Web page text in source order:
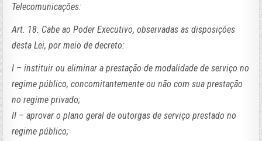
Telecomunicações:
Art. 18. Cabe ao Poder Executivo, observadas as disposições
desta Lei, por meio de decreto:
I – instituir ou eliminar a prestação de modalidade de serviço no
regime público, concomitantemente ou não com sua prestação
no regime privado;
II – aprovar o plano geral de outorgas de serviço prestado no
regime público;